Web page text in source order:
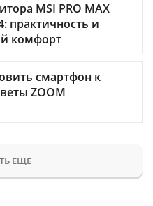
MSI PRO MAX
практичность и
комфорт
смартфон к
ZOOM
ЕЩЕ